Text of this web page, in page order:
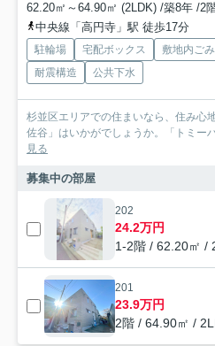
62.20㎡～64.90㎡ (2LDK) /築8年 /2
中央線「高円寺」駅 徒歩17分
駐輪場 宅配ボックス 敷地内ご
耐震構造
公共下水
杉並区エリアでの住まいなら、住み心
佐谷」はいかがでしょうか。「トミー
見る
募集中の部屋
202
24.2万円
1-2階 / 62.20㎡ /
201
23.9万円
2階 / 64.90㎡ /